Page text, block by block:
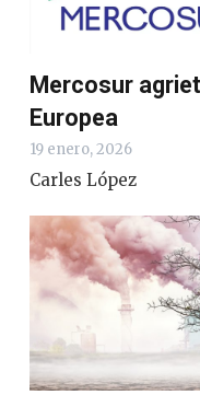
Mercosur
Europea
19 enero, 2026
Carles López